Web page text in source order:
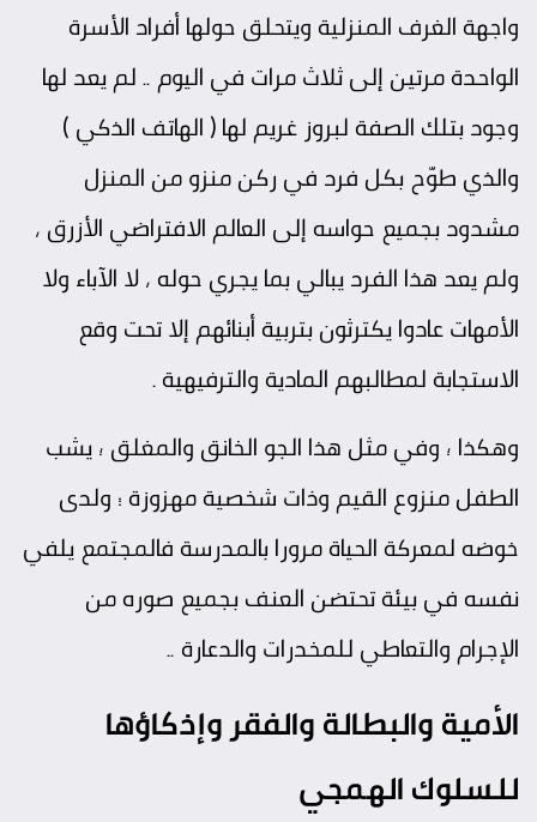
واجهة الغرف المنزلية ويتحلق حولها أفراد الأسرة
الواحدة مرتين إلى ثلاث مرات في اليوم .. لم يعد لها
وجود بتلك الصفة لبروز غريم لها ( الهاتف الذكي )
والذي طوّح بكل فرد في ركن منزو من المنزل
مشدود بجميع حواسه إلى العالم الافتراضي الأزرق ،
ولم يعد هذا الفرد يبالي بما يجري حوله ، لا الآباء ولا
الأمهات عادوا يكترثون بتربية أبنائهم إلا تحت وقع
الاستجابة لمطالبهم المادية والترفيهية .
وهكذا ؛ وفي مثل هذا الجو الخانق والمغلق ؛ يشب
الطفل منزوع القيم وذات شخصية مهزوزة … ولدى
خوضه لمعركة الحياة مرورا بالمدرسة فالمجتمع يلفي
نفسه في بيئة تحتضن العنف بجميع صوره من
الإجرام والتعاطي للمخدرات والدعارة ..
الأمية والبطالة والفقر وإذكاؤها
للسلوك الهمجي